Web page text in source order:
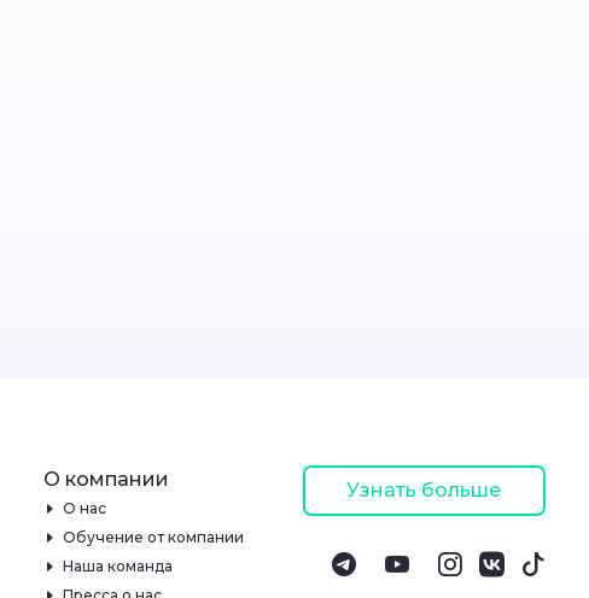
О компании
О нас
Обучение от компании
Наша команда
Узнать больше